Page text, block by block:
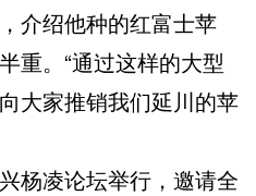
介绍他种的红富士苹
重。“通过这样的大型
大家推销我们延川的苹
凌论坛举行，邀请全